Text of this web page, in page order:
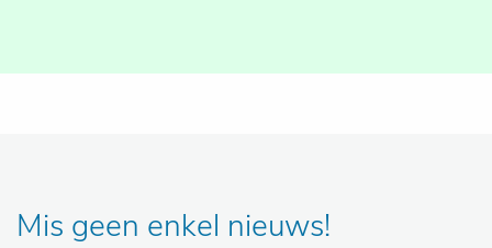
Mis geen enkel nieuws!